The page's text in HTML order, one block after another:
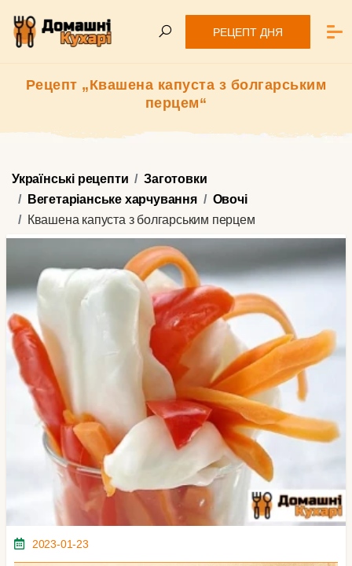
РЕЦЕПТ ДНЯ
Рецепт „Квашена капуста з болгарським
перцем“
Українські рецепти
Заготовки
Вегетаріанське харчування
Овочі
Квашена капуста з болгарським перцем
2023-01-23